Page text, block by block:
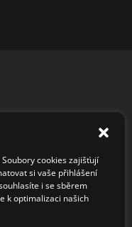
cookies zajišťují
si vaše přihlášení
i se sběrem
k optimalizaci našich